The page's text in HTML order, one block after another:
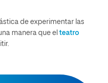
de experimentar las
manera que el teatro